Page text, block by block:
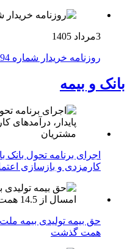
3مرداد 1405
روزنامه خریدار شماره 2194
بانک و بیمه
اجرای برنامه تحول بانک
کارمزدی و بازسازی
همت گذشت